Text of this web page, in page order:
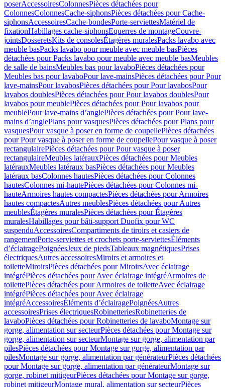
poserAccessoiresColonnesPièces détachées pour
ColonnesColonnesCache-siphonsPièces détachées pour Cache-
siphonsAccessoiresCache-bondesPorte-serviettesMatériel de
fixationHabillages cache-siphonsEquerres de montageCouvre-
jointsDosseretsKits de consolesÉtagères muralesPacks lavabo avec
meuble basPacks lavabo pour meuble avec meuble basPièces
détachées pour Packs lavabo pour meuble avec meuble basMeubles
de salle de bainsMeubles bas pour lavaboPièces détachées pour
Meubles bas pour lavaboPour lave-mainsPièces détachées pour Pour
lave-mainsPour lavabosPièces détachées pour Pour lavabosPour
lavabos doublesPièces détachées pour Pour lavabos doublesPour
lavabos pour meublePièces détachées pour Pour lavabos pour
meublePour lave-mains d’anglePièces détachées pour Pour lave-
mains d’anglePlans pour vasquesPièces détachées pour Plans pour
vasquesPour vasque à poser en forme de coupellePièces détachées
pour Pour vasque à poser en forme de coupellePour vasque à poser
rectangulairePièces détachées pour Pour vasque à poser
rectangulaireMeubles latérauxPièces détachées pour Meubles
latérauxMeubles latéraux basPièces détachées pour Meubles
latéraux basColonnes hautesPièces détachées pour Colonnes
hautesColonnes mi-hautePièces détachées pour Colonnes mi-
hauteArmoires hautes compactesPièces détachées pour Armoires
hautes compactesAutres meublesPièces détachées pour Autres
meublesÉtagères muralesPièces détachées pour Étagères
muralesHabillages pour bâti-support Duofix pour WC
suspenduAccessoiresCompartiments de tiroirs et casiers de
rangementPorte-serviettes et crochets porte-serviettesÉléments
d’éclairagePoignéesJeux de piedsTableaux magnétiquesPrises
électriquesAutres accessoiresMiroirs et armoires et
toiletteMiroirsPièces détachées pour MiroirsAvec éclairage
intégréPièces détachées pour Avec éclairage intégréArmoires de
toilettePièces détachées pour Armoires de toiletteAvec éclairage
intégréPièces détachées pour Avec éclairage
intégréAccessoiresÉléments d’éclairagePoignéesAutres
accessoiresPrises électriquesRobinetteriesRobinetteries de
lavaboPièces détachées pour Robinetteries de lavaboMontage sur
gorge, alimentation sur secteurPièces détachées pour Montage sur
gorge, alimentation sur secteurMontage sur gorge, alimentation par
pilesPièces détachées pour Montage sur gorge, alimentation par
pilesMontage sur gorge, alimentation par générateurPièces détachées
pour Montage sur gorge, alimentation par générateurMontage sur
gorge, robinet mitigeurPièces détachées pour Montage sur gorge,
robinet mitigeurMontage mural, alimentation sur secteurPièces